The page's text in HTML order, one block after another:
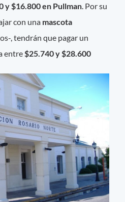
y $16.800en Pullman . Por su
con una mascota
, tendrán que pagar un
entre $25.740y $28.600